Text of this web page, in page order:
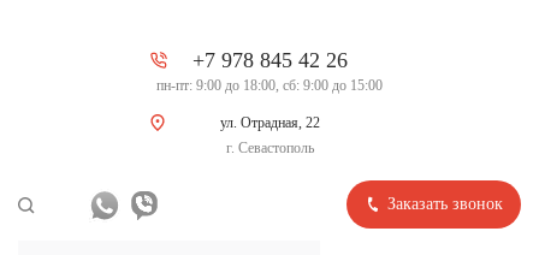
+7 978 845 42 26
пн-пт: 9:00 до 18:00, сб: 9:00 до 15:00
ул. Отрадная, 22
г. Севастополь
Заказать звонок